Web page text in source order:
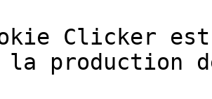
Clicker
la production